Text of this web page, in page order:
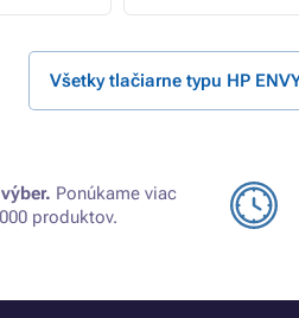
Všetky tlačiarne typu HP
Ponúkame viac
produktov.